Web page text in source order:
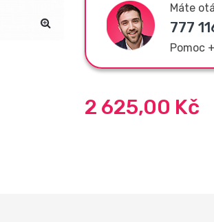
Máte
777
Pomoc
2 625,00 Kč